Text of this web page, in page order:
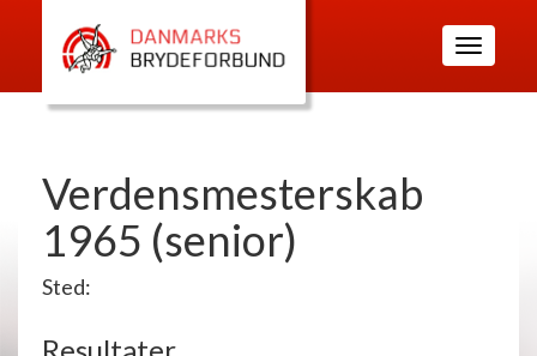
Toggle
navigation
Verdensmesterskab
1965 (senior)
Sted: